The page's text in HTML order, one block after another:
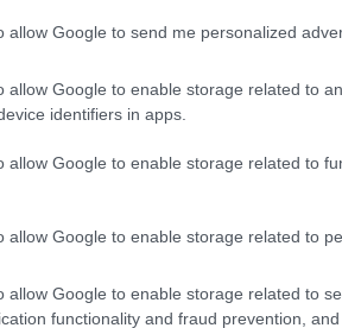
allow Google to send me personalized
allow Google to enable storage related to
identifiers in apps.
allow Google to enable storage related to
allow Google to enable storage related to
allow Google to enable storage related to
functionality and fraud prevention,
degradanti scoperte
dei migranti appena
sono stati gli ispettori della
controllare i Cas di Aprilia (Via
(Casal dei Lupi) gestiti dalla
gestiti da Consorzio Aid.
“tali da far vivere gli ospiti